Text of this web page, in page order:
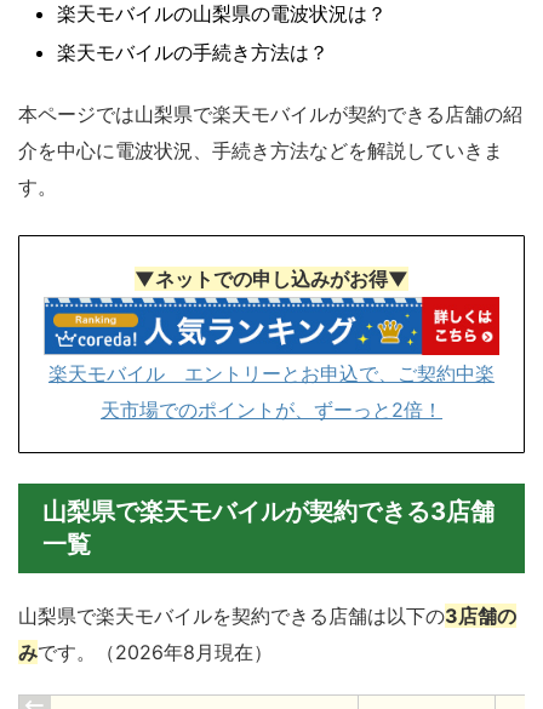
楽天モバイルの山梨県の電波状況は？
楽天モバイルの手続き方法は？
本ページでは山梨県で楽天モバイルが契約できる店舗の紹
介を中心に電波状況、手続き方法などを解説していきま
す。
▼ネットでの申し込みがお得▼
楽天モバイル エントリーとお申込で、ご契約中楽
天市場でのポイントが、ずーっと2倍！
山梨県で楽天モバイルが契約できる3店舗
一覧
山梨県で楽天モバイルを契約できる店舗は以下の3店舗の
みです。（2026年8月現在）